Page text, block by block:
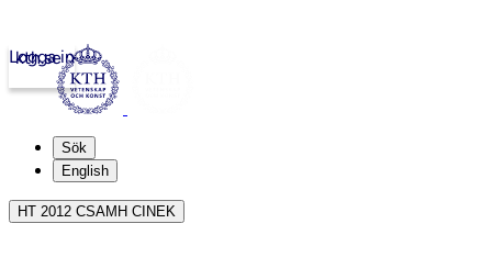
kth.se
Logga in
Sök
English
HT 2012 CSAMH CINEK